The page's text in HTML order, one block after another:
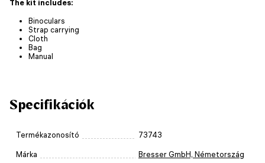
The kit includes:
Binoculars
Strap carrying
Cloth
Bag
Manual
Specifikációk
Termékazonosító 73743
Márka Bresser GmbH, Németország